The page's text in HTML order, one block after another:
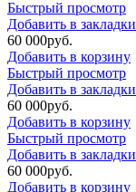
Быстрый просмотр
Добавить в закладки
60 000руб.
Добавить в корзину
Быстрый просмотр
Добавить в закладки
60 000руб.
Добавить в корзину
Быстрый просмотр
Добавить в закладки
60 000руб.
Добавить в корзину